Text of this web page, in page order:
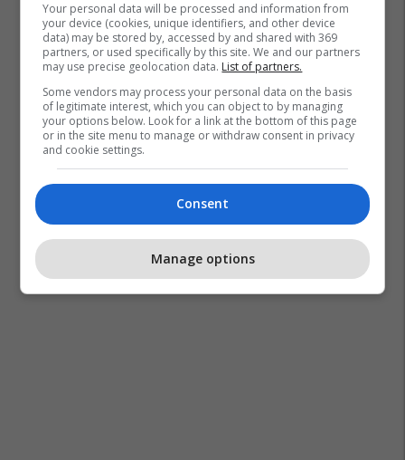
Your personal data will be processed and information from
your device (cookies, unique identifiers, and other device
data) may be stored by, accessed by and shared with 369
partners, or used specifically by this site. We and our partners
may use precise geolocation data. List of partners.
Some vendors may process your personal data on the basis
of legitimate interest, which you can object to by managing
your options below. Look for a link at the bottom of this page
or in the site menu to manage or withdraw consent in privacy
and cookie settings.
Consent
Manage options